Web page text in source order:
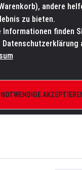
24/7:
SERVICE
andere
zu bieten.
finden
Datenschutzerklärung